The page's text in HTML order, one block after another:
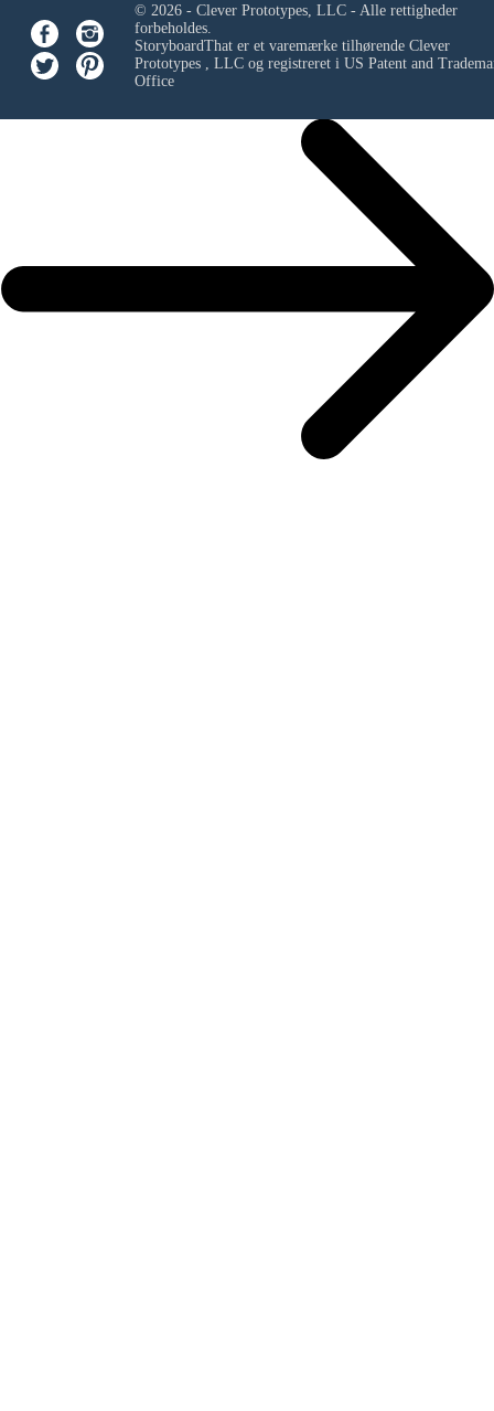
© 2026 - Clever Prototypes, LLC - Alle rettigheder
forbeholdes.
StoryboardThat er et varemærke tilhørende Clever
Prototypes , LLCog registreret i US Patent and
Office